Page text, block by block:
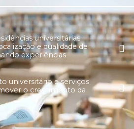
universitárias
e qualidade de
experiências
universitário e serviços
o crescimento da